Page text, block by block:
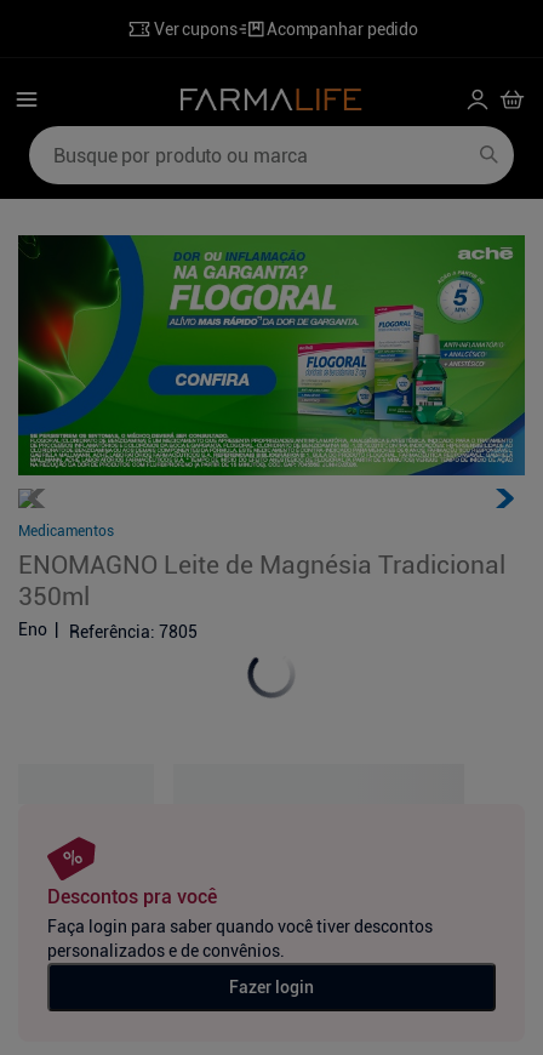
Ver cupons Acompanhar pedido
Busque por produto ou marca
Medicamentos
ENOMAGNO Leite de Magnésia Tradicional
350ml
Eno Referência: 7805
Descontos pra você
Faça login para saber quando você tiver descontos
personalizados e de convênios.
Fazer login
lenzetto
3º
shampoo
4º
hidratante corporal
5º poviztra
7º
8º
perfumes
sabonete liquido
º wegovy